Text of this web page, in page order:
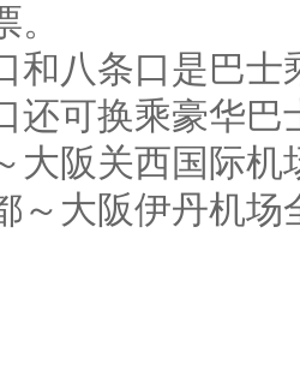
和八条口是巴
还可换乘豪华
大阪关西国际机
～大阪伊丹机